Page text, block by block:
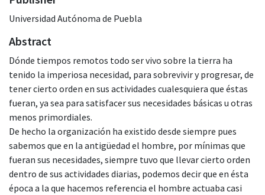
Universidad Autónoma de Puebla
Abstract
Dónde tiempos remotos todo ser vivo sobre la tierra ha
tenido la imperiosa necesidad, para sobrevivir y progresar, de
tener cierto orden en sus actividades cualesquiera que éstas
fueran, ya sea para satisfacer sus necesidades básicas u otras
menos primordiales.
De hecho la organización ha existido desde siempre pues
sabemos que en la antigüedad el hombre, por mínimas que
fueran sus necesidades, siempre tuvo que llevar cierto orden
dentro de sus actividades diarias, podemos decir que en ésta
época a la que hacemos referencia el hombre actuaba casi